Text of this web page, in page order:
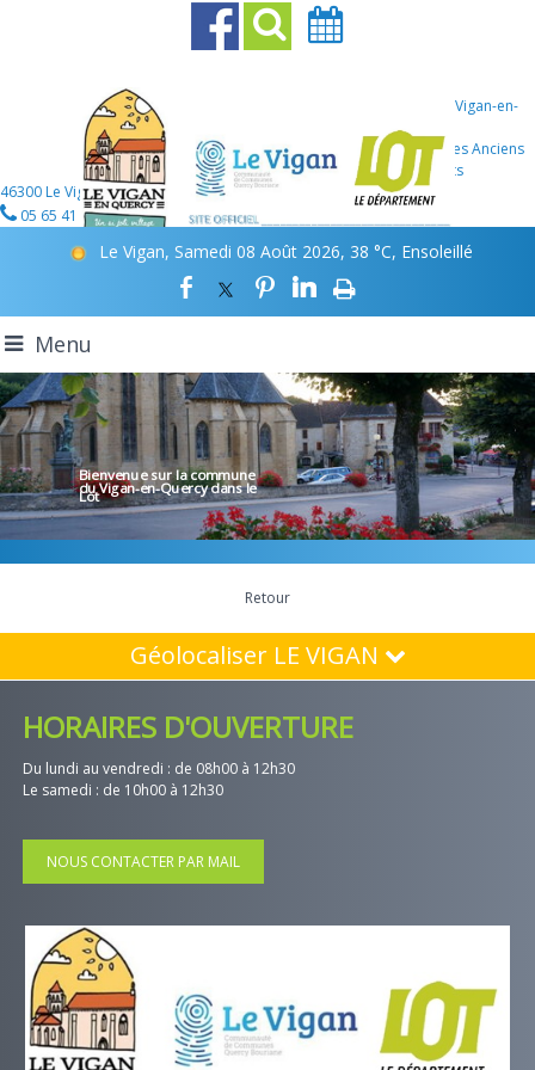
Mairie Le Vigan-en-
Quercy
107 Place des Anciens
Combattants
46300 Le Vigan-en-Quercy
05 65 41 12 46
Le Vigan, Samedi 08 Août 2026, 38 °C, Ensoleillé
Menu
Bienvenue sur la commune
du Vigan-en-Quercydans le
Lot
Retour
Géolocaliser LE VIGAN
HORAIRES D'OUVERTURE
Du lundi au vendredi : de 08h00 à 12h30
Le samedi : de 10h00 à 12h30
NOUS CONTACTER PAR MAIL